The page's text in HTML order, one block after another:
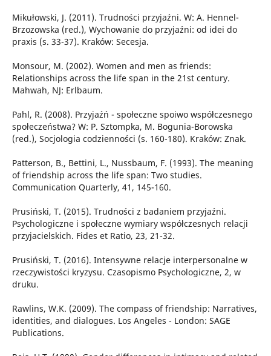
Mikułowski, J. (2011). Trudności przyjaźni. W: A. Hennel-
Brzozowska (red.), Wychowanie do przyjaźni: od idei do
praxis (s. 33-37). Kraków: Secesja.
Monsour, M. (2002). Women and men as friends:
Relationships across the life span in the 21st century.
Mahwah, NJ: Erlbaum.
Pahl, R. (2008). Przyjaźń - społeczne spoiwo współczesnego
społeczeństwa? W: P. Sztompka, M. Bogunia-Borowska
(red.), Socjologia codzienności (s. 160-180). Kraków: Znak.
Patterson, B., Bettini, L., Nussbaum, F. (1993). The meaning
of friendship across the life span: Two studies.
Communication Quarterly, 41, 145-160.
Prusiński, T. (2015). Trudności z badaniem przyjaźni.
Psychologiczne i społeczne wymiary współczesnych relacji
przyjacielskich. Fides et Ratio, 23, 21-32.
Prusiński, T. (2016). Intensywne relacje interpersonalne w
rzeczywistości kryzysu. Czasopismo Psychologiczne, 2, w
druku.
Rawlins, W.K. (2009). The compass of friendship: Narratives,
identities, and dialogues. Los Angeles - London: SAGE
Publications.